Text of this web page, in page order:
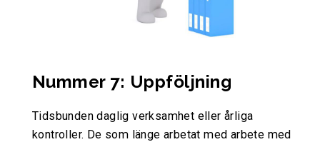
Nummer 7: Uppföljning
Tidsbunden daglig verksamhet eller årliga
kontroller. De som länge arbetat med arbete med